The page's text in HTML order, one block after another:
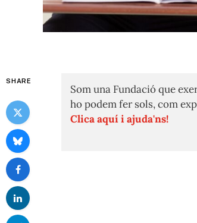
SHARE
Som una Fundació que
ho podem fer sols, com
Clica aquí i ajuda'ns!